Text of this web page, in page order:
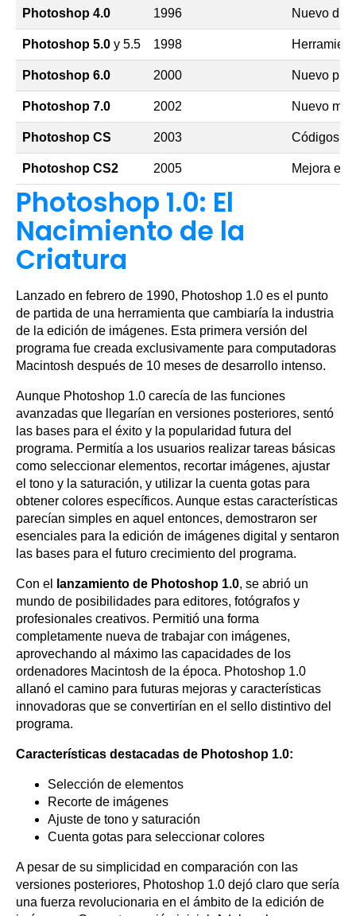
Photoshop 4.0 1996 Nuevo
Photoshop 5.0 y 5.5 1998
Photoshop 6.0 2000 Nuevo
Photoshop 7.0 2002 Nuevo
Photoshop CS 2003 Códigos
Photoshop CS2 2005 Mejora en
Photoshop 1.0: El
Nacimiento de la
Criatura
Lanzado en febrero de 1990, Photoshop 1.0 es el punto
de partida de una herramienta que cambiaría la industria
de la edición de imágenes. Esta primera versión del
programa fue creada exclusivamente para computadoras
Macintosh después de 10 meses de desarrollo intenso.
Aunque Photoshop 1.0 carecía de las funciones
avanzadas que llegarían en versiones posteriores, sentó
las bases para el éxito y la popularidad futura del
programa. Permitía a los usuarios realizar tareas básicas
como seleccionar elementos, recortar imágenes, ajustar
el tono y la saturación, y utilizar la cuenta gotas para
obtener colores específicos. Aunque estas características
parecían simples en aquel entonces, demostraron ser
esenciales para la edición de imágenes digital y sentaron
las bases para el futuro crecimiento del programa.
Con el lanzamiento de Photoshop 1.0, se abrió un
mundo de posibilidades para editores, fotógrafos y
profesionales creativos. Permitió una forma
completamente nueva de trabajar con imágenes,
aprovechando al máximo las capacidades de los
ordenadores Macintosh de la época. Photoshop 1.0
allanó el camino para futuras mejoras y características
innovadoras que se convertirían en el sello distintivo del
programa.
Características destacadas de Photoshop 1.0:
Selección de elementos
Recorte de imágenes
Ajuste de tono y saturación
Cuenta gotas para seleccionar colores
A pesar de su simplicidad en comparación con las
versiones posteriores, Photoshop 1.0 dejó claro que sería
una fuerza revolucionaria en el ámbito de la edición de